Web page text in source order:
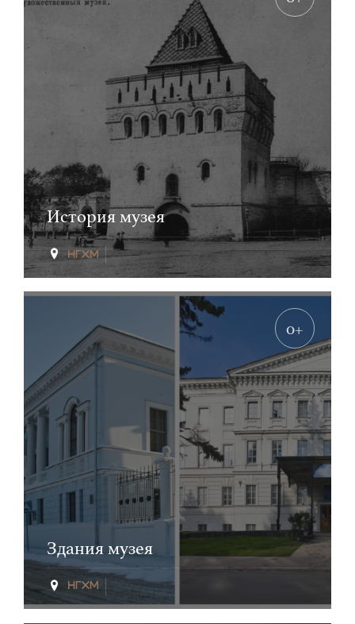
История музея
0+
Здания музея